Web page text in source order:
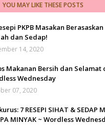
YOU MAY LIKE THESE POSTS
PKPB Masakan Berasaskan
dan Sedap!
14, 2020
Makanan Bersih dan Selamat
Wednesday
07, 2020
7 RESEPI SIHAT & SEDAP
MINYAK ~ Wordless